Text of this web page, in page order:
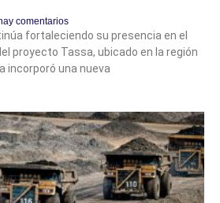
comentarios
fortaleciendo su presencia en el
proyecto Tassa, ubicado en la región
incorporó una nueva